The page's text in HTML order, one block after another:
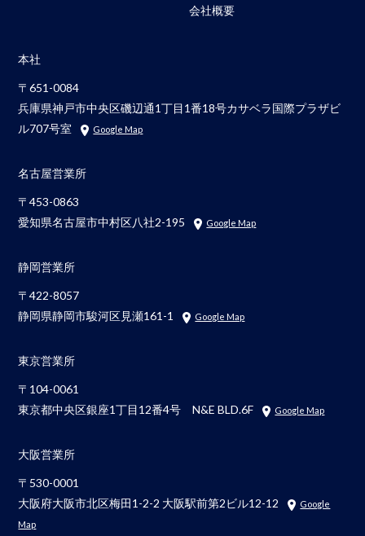
会社概要
本社
〒651-0084
兵庫県神戸市中央区磯辺通1丁目1番18号カサベラ国際プラザビ
ル707号室
Google Map
名古屋営業所
〒453-0863
愛知県名古屋市中村区八社2-195
Google Map
静岡営業所
〒422-8057
静岡県静岡市駿河区見瀬161-1
Google Map
東京営業所
〒104-0061
東京都中央区銀座1丁目12番4号 N&E BLD.6F
Google Map
大阪営業所
〒530-0001
大阪府大阪市北区梅田1-2-2 大阪駅前第2ビル12-12
Google
Map